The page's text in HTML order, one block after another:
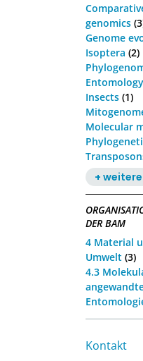
genomics
Genome
Isoptera (2)
Entomology
Insects (1)
Molecular
+ weitere
DER BAM
4 Material
Umwelt (3)
4.3
Kontakt